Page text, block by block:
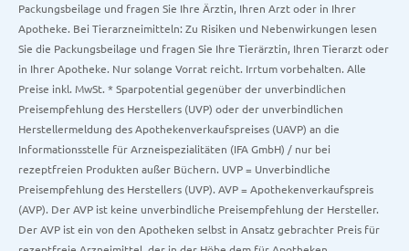
Packungsbeilage und fragen Sie Ihre Ärztin, Ihren Arzt oder in Ihrer
Apotheke. Bei Tierarzneimitteln: Zu Risiken und Nebenwirkungen lesen
Sie die Packungsbeilage und fragen Sie Ihre Tierärztin, Ihren Tierarzt oder
in Ihrer Apotheke. Nur solange Vorrat reicht. Irrtum vorbehalten. Alle
Preise inkl. MwSt. * Sparpotential gegenüber der unverbindlichen
Preisempfehlung des Herstellers (UVP) oder der unverbindlichen
Herstellermeldung des Apothekenverkaufspreises (UAVP) an die
Informationsstelle für Arzneispezialitäten (IFA GmbH) / nur bei
rezeptfreien Produkten außer Büchern. UVP = Unverbindliche
Preisempfehlung des Herstellers (UVP). AVP = Apothekenverkaufspreis
(AVP). Der AVP ist keine unverbindliche Preisempfehlung der Hersteller.
Der AVP ist ein von den Apotheken selbst in Ansatz gebrachter Preis für